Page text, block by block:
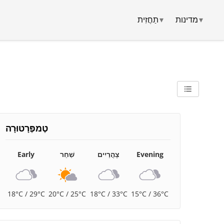
תַחֲזִית▾ מדינות▾
טֶמפֶּרָטוּרָה
Early
18°C / 29°C
שַׁחַר
20°C / 25°C
צָהֳרַיִים
18°C / 33°C
Evening
15°C / 36°C